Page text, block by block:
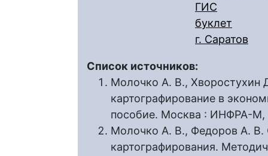
ГИС
буклет
г. Саратов
Список источников:
Молочко А. В., Хворостухин
картографирование в
пособие. Москва : ИНФРА-М,
Молочко А. В., Федоров А. В.
картографирования.